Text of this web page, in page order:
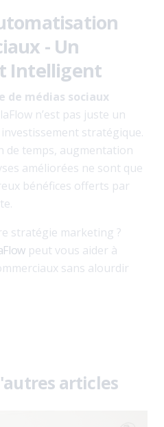
- Un
Intelligent
de médias sociaux
n’est pas juste un
stratégique.
de temps, augmentation
améliorées ne sont que
bénéfices offerts par
stratégie marketing ?
peut vous aider à
sans alourdir
articles